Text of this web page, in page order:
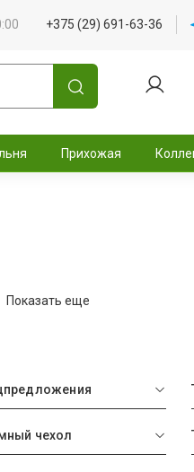
+375 (29) 691-63-36
Прихожая
Показать еще
чехол